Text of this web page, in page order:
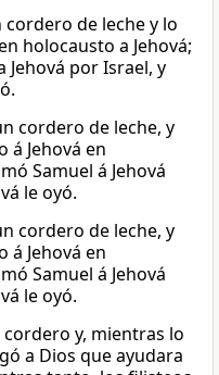
cordero de leche y lo
holocausto a Jehová;
Jehová por Israel, y
cordero de leche, y
á Jehová en
Samuel á Jehová
le oyó.
cordero de leche, y
á Jehová en
Samuel á Jehová
le oyó.
y, mientras lo
a Dios que ayudara